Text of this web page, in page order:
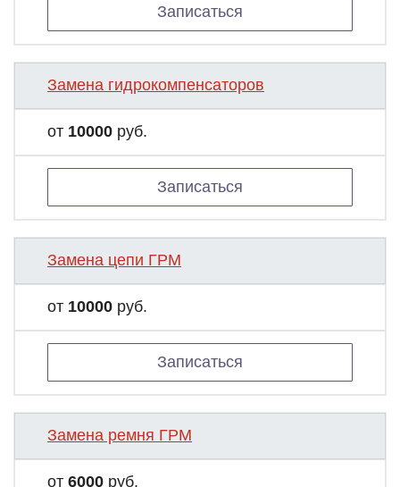
Записаться
Замена гидрокомпенсаторов
от 10000 руб.
Записаться
Замена цепи ГРМ
от 10000 руб.
Записаться
Замена ремня ГРМ
от 6000 руб.